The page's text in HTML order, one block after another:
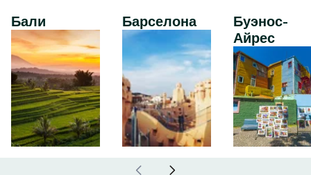
Бали Барселона
Буэнос-
Айрес